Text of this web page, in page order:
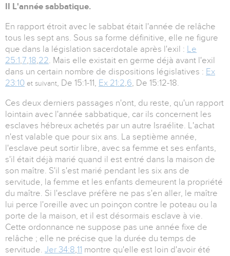
II L'année sabbatique.
En rapport étroit avec le sabbat était l'année de relâche
tous les sept ans. Sous sa forme définitive, elle ne figure
que dans la législation sacerdotale après l'exil : Le
25:1,7,18,22. Mais elle existait en germe déjà avant l'exil
dans un certain nombre de dispositions législatives : Ex
23:10 et suivant, De 15:1-11, Ex 21:2,6, De 15:12-18.
Ces deux derniers passages n'ont, du reste, qu'un rapport
lointain avec l'année sabbatique, car ils concernent les
esclaves hébreux achetés par un autre Israélite. L'achat
n'est valable que pour six ans. La septième année,
l'esclave peut sortir libre, avec sa femme et ses enfants,
s'il était déjà marié quand il est entré dans la maison de
son maître. S'il s'est marié pendant les six ans de
servitude, la femme et les enfants demeurent la propriété
du maître. Si l'esclave préfère ne pas s'en aller, le maître
lui perce l'oreille avec un poinçon contre le poteau ou la
porte de la maison, et il est désormais esclave à vie.
Cette ordonnance ne suppose pas une année fixe de
relâche ; elle ne précise que la durée du temps de
servitude. Jer 34:8,11 montre qu'elle est loin d'avoir été